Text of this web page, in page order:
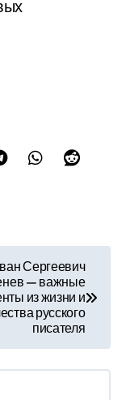
Сергеевич
— важные
из жизни и
русского
писателя